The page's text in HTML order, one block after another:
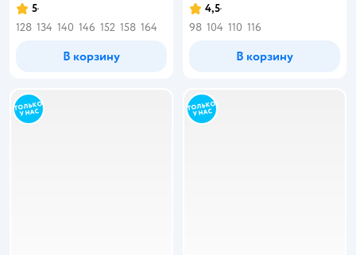
5
128 134 140 146 152 158 164
В корзину
4,5
98 104 110 116
В корзину